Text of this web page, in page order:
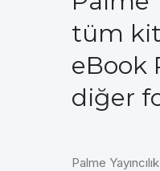
tüm
eBook
diğer
Palme